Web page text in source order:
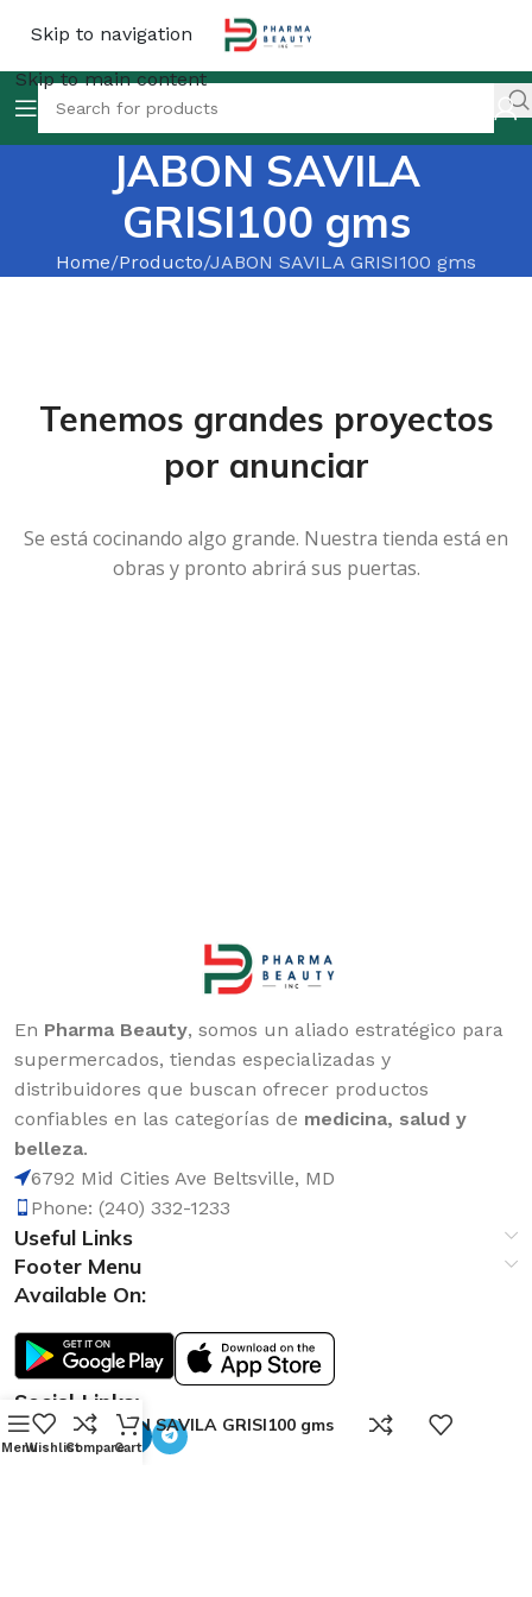
Skip to navigation
Skip to main content
JABON SAVILA
GRISI100 gms
Home Producto JABON SAVILA GRISI100 gms
Tenemos grandes proyectos
por anunciar
Se está cocinando algo grande. Nuestra tienda está en
obras y pronto abrirá sus puertas.
En Pharma Beauty, somos un aliado estratégico para
supermercados, tiendas especializadas y
distribuidores que buscan ofrecer productos
confiables en las categorías de medicina, salud y
belleza.
6792 Mid Cities Ave Beltsville, MD
Phone: (240) 332-1233
Useful Links
Footer Menu
Available On:
Social Links:
JABON SAVILA GRISI100 gms
MenuWishlistCompare
0
Cart